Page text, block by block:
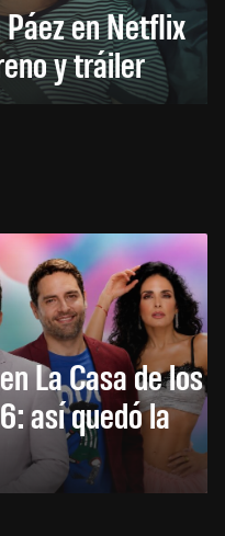
en Netflix
y tráiler
La Casa de los
así quedó la